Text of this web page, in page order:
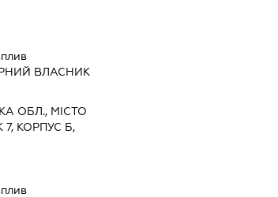
ВЛАСНИК
ОБЛ., МІСТО
КОРПУС Б,